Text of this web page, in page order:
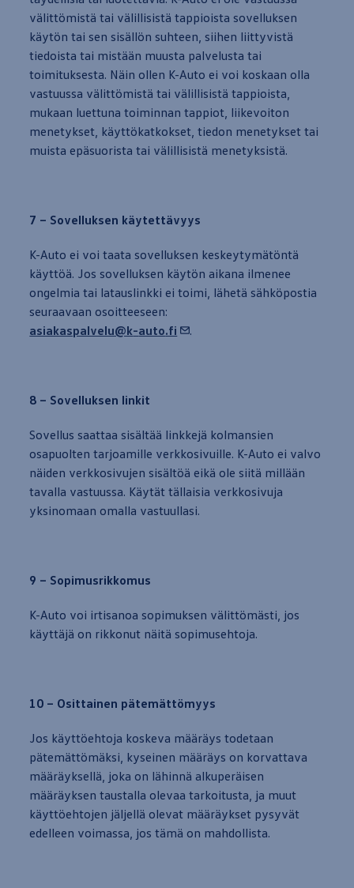
välittömistä tai välillisistä tappioista sovelluksen
käytön tai sen sisällön suhteen, siihen liittyvistä
tiedoista tai mistään muusta palvelusta tai
toimituksesta. Näin ollen K-Auto ei voi koskaan olla
vastuussa välittömistä tai välillisistä tappioista,
mukaan luettuna toiminnan tappiot, liikevoiton
menetykset, käyttökatkokset, tiedon menetykset tai
muista epäsuorista tai välillisistä menetyksistä.
7 – Sovelluksen käytettävyys
K-Auto ei voi taata sovelluksen keskeytymätöntä
käyttöä. Jos sovelluksen käytön aikana ilmenee
ongelmia tai latauslinkki ei toimi, lähetä sähköpostia
seuraavaan osoitteeseen:
asiakaspalvelu@k-auto.fi .
8 – Sovelluksen linkit
Sovellus saattaa sisältää linkkejä kolmansien
osapuolten tarjoamille verkkosivuille. K-Auto ei valvo
näiden verkkosivujen sisältöä eikä ole siitä millään
tavalla vastuussa. Käytät tällaisia verkkosivuja
yksinomaan omalla vastuullasi.
9 – Sopimusrikkomus
K-Auto voi irtisanoa sopimuksen välittömästi, jos
käyttäjä on rikkonut näitä sopimusehtoja.
10 – Osittainen pätemättömyys
Jos käyttöehtoja koskeva määräys todetaan
pätemättömäksi, kyseinen määräys on korvattava
määräyksellä, joka on lähinnä alkuperäisen
määräyksen taustalla olevaa tarkoitusta, ja muut
käyttöehtojen jäljellä olevat määräykset pysyvät
edelleen voimassa, jos tämä on mahdollista.